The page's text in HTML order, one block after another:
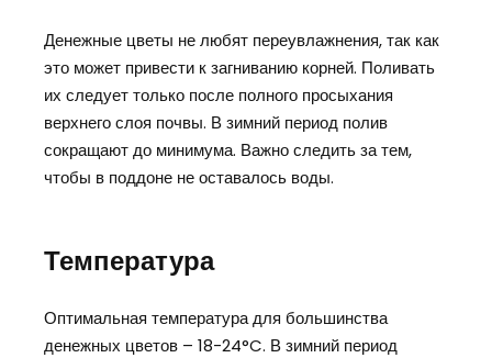
Денежные цветы не любят переувлажнения, так как
это может привести к загниванию корней. Поливать
их следует только после полного просыхания
верхнего слоя почвы. В зимний период полив
сокращают до минимума. Важно следить за тем,
чтобы в поддоне не оставалось воды.
Температура
Оптимальная температура для большинства
денежных цветов – 18-24°C. В зимний период